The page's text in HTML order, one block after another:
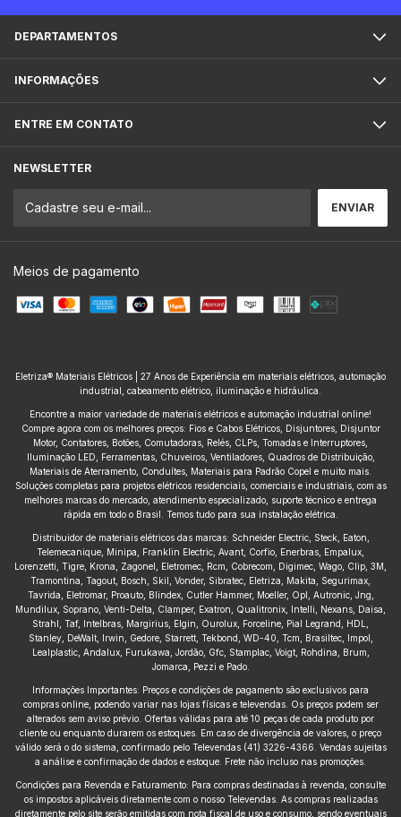
DEPARTAMENTOS
INFORMAÇÕES
ENTRE EM CONTATO
NEWSLETTER
Meios de pagamento
Eletriza® Materiais Elétricos | 27 Anos de Experiência em materiais elétricos, automação
industrial, cabeamento elétrico, iluminação e hidráulica.
Encontre a maior variedade de materiais elétricos e automação industrial online!
Compre agora com os melhores preços: Fios e Cabos Elétricos, Disjuntores, Disjuntor
Motor, Contatores, Botões, Comutadoras, Relés, CLPs, Tomadas e Interruptores,
Iluminação LED, Ferramentas, Chuveiros, Ventiladores, Quadros de Distribuição,
Materiais de Aterramento, Conduítes, Materiais para Padrão Copel e muito mais.
Soluções completas para projetos elétricos residenciais, comerciais e industriais, com as
melhores marcas do mercado, atendimento especializado, suporte técnico e entrega
rápida em todo o Brasil. Temos tudo para sua instalação elétrica.
Distribuidor de materiais elétricos das marcas: Schneider Electric, Steck, Eaton,
Telemecanique, Minipa, Franklin Electric, Avant, Corfio, Enerbras, Empalux,
Lorenzetti, Tigre, Krona, Zagonel, Eletromec, Rcm, Cobrecom, Digimec, Wago, Clip, 3M,
Tramontina, Tagout, Bosch, Skil, Vonder, Sibratec, Eletriza, Makita, Segurimax,
Tavrida, Eletromar, Proauto, Blindex, Cutler Hammer, Moeller, Opl, Autronic, Jng,
Mundilux, Soprano, Venti-Delta, Clamper, Exatron, Qualitronix, Intelli, Nexans, Daisa,
Strahl, Taf, Intelbras, Margirius, Elgin, Ourolux, Forceline, Pial Legrand, HDL,
Stanley, DeWalt, Irwin, Gedore, Starrett, Tekbond, WD-40, Tcm, Brasiltec, Impol,
Lealplastic, Andalux, Furukawa, Jordão, Gfc, Stamplac, Voigt, Rohdina, Brum,
Jomarca, Pezzi e Pado.
Informações Importantes: Preços e condições de pagamento são exclusivos para
compras online, podendo variar nas lojas físicas e televendas. Os preços podem ser
alterados sem aviso prévio. Ofertas válidas para até 10 peças de cada produto por
cliente ou enquanto durarem os estoques. Em caso de divergência de valores, o preço
válido será o do sistema, confirmado pelo Televendas (41) 3226-4366. Vendas sujeitas
a análise e confirmação de dados e estoque. Frete não incluso nas promoções.
Condições para Revenda e Faturamento: Para compras destinadas à revenda, consulte
os impostos aplicáveis diretamente com o nosso Televendas. As compras realizadas
diretamente pelo site serão emitidas com nota fiscal de uso e consumo, sendo eventuais